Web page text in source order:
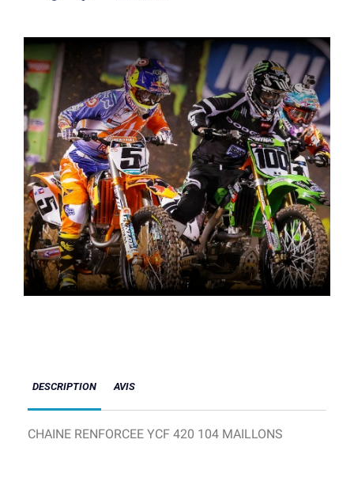
DESCRIPTION AVIS
CHAINE RENFORCEE YCF 420 104 MAILLONS